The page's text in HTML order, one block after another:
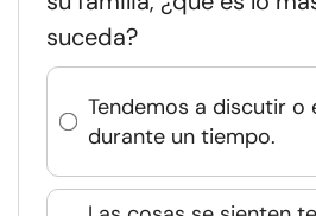
suceda?
Tendemos a discutir o
durante un tiempo.